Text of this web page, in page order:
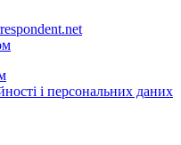
і персональних даних